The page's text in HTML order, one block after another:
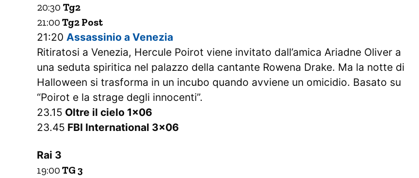
20:30 Tg2
21:00 Tg2 Post
21:20 Assassinio a Venezia
Ritiratosi a Venezia, Hercule Poirot viene invitato dall’amica Ariadne Oliver a
una seduta spiritica nel palazzo della cantante Rowena Drake. Ma la notte di
Halloween si trasforma in un incubo quando avviene un omicidio. Basato su
“Poirot e la strage degli innocenti”.
23.15 Oltre il cielo 1×06
23.45 FBI International 3×06
Rai 3
19:00 TG 3